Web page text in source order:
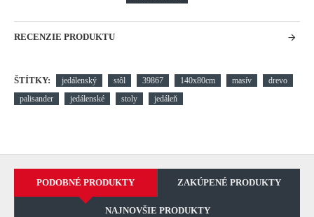
RECENZIE PRODUKTU
ŠTÍTKY: jedálenský stôl 39867 140x80cm masív
drevo
palisander
jedálenské stoly jedáleň
PODOBNÉ PRODUKTY ZAKÚPENÉ PRODUKTY
NAJNOVŠIE PRODUKTY